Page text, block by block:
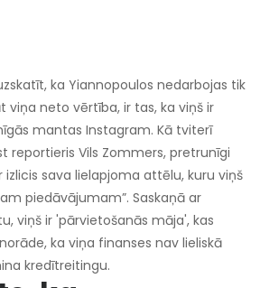
ka Yiannopoulos nedarbojas tik
viņa neto vērtība, ir tas, ka viņš ir
mantas Instagram. Kā tviterī
reportieris Vils Zommers, pretrunīgi
izlicis sava lielapjoma attēlu, kuru viņš
piedāvājumam”. Saskaņā ar
viņš ir 'pārvietošanās māja', kas
ka viņa finanses nav lieliskā
kredītreitingu.